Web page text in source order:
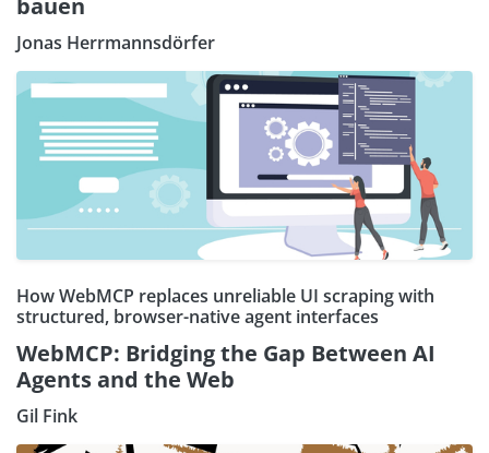
bauen
Jonas Herrmannsdörfer
How WebMCP replaces unreliable UI scraping with
structured, browser-native agent interfaces
WebMCP: Bridging the Gap Between AI
Agents and the Web
Gil Fink